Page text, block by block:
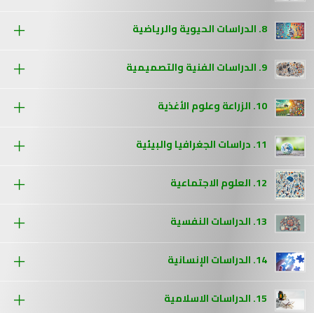
8. الدراسات الحيوية والرياضية
9. الدراسات الفنية والتصميمية
10. الزراعة وعلوم الأغذية
11. دراسات الجغرافيا والبيئية
12. العلوم الاجتماعية
13. الدراسات النفسية
14. الدراسات الإنسانية
15. الدراسات الاسلامية